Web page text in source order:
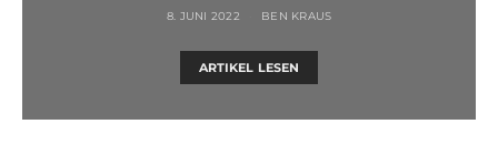
8. JUNI 2022 BEN KRAUS
ARTIKEL LESEN